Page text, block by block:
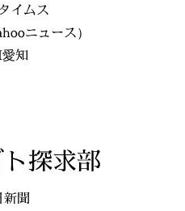
イムス
ニュース）
知
探求部
新聞